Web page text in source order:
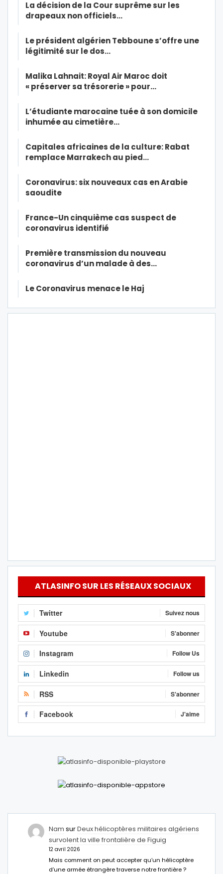
La décision de la Cour suprême sur les
drapeaux non officiels…
Le président algérien Tebboune s’offre une
légitimité sur le dos…
Malika Lahnait: Royal Air Maroc doit
« préserver sa trésorerie » pour…
L’étudiante marocaine tuée à son domicile
inhumée au cimetière…
Capitales africaines de la culture: Rabat
remplace Marrakech au pied…
Coronavirus: six nouveaux cas en Arabie
saoudite
France-Un cinquième cas suspect de
coronavirus identifié
Première transmission du nouveau
coronavirus d’un malade à des…
Le Coronavirus menace le Haj
ATLASINFO SUR LES RÉSEAUX SOCIAUX
Twitter Suivez nous
Youtube S'abonner
Instagram Follow Us
Linkedin Follow us
RSS S'abonner
Facebook J'aime
Nam surDeux hélicoptères militaires algériens
survolent la ville frontalière de Figuig
12 avril 2026
Mais comment on peut accepter qu’un hélicoptère
d’une armée étrangère traverse notre frontière ?